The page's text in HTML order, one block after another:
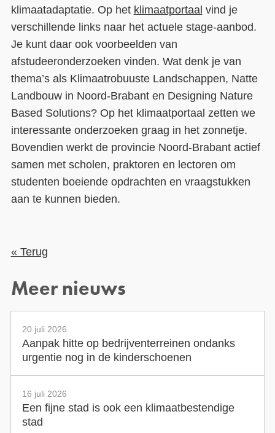
klimaatadaptatie. Op het klimaatportaal vind je
verschillende links naar het actuele stage-aanbod.
Je kunt daar ook voorbeelden van
afstudeeronderzoeken vinden. Wat denk je van
thema’s als Klimaatrobuuste Landschappen, Natte
Landbouw in Noord-Brabant en Designing Nature
Based Solutions? Op het klimaatportaal zetten we
interessante onderzoeken graag in het zonnetje.
Bovendien werkt de provincie Noord-Brabant actief
samen met scholen, praktoren en lectoren om
studenten boeiende opdrachten en vraagstukken
aan te kunnen bieden.
« Terug
Meer nieuws
20 juli 2026
Aanpak hitte op bedrijventerreinen ondanks
urgentie nog in de kinderschoenen
16 juli 2026
Een fijne stad is ook een klimaatbestendige
stad